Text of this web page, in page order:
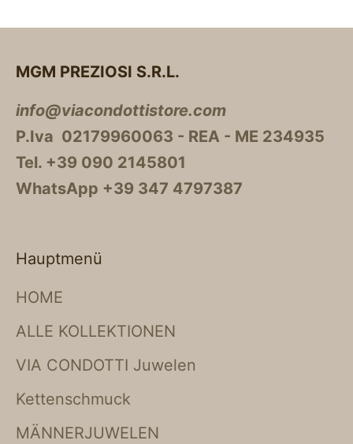
MGM PREZIOSI S.R.L.
info@viacondottistore.com
P.Iva 02179960063 - REA - ME 234935
Tel. +39 090 2145801
WhatsApp +39 347 4797387
Hauptmenü
HOME
ALLE KOLLEKTIONEN
VIA CONDOTTI Juwelen
Kettenschmuck
MÄNNERJUWELEN